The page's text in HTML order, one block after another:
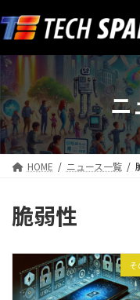
ン
テ
ン
ツ
へ
ス
キ
ッ
プ
ビ
ゲ
ー
シ
ョ
ン
に
移
動
ニ
HOME ニュース一覧
脆弱性
そ